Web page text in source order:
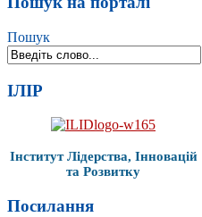
Пошук
ІЛІР
Інститут Лідерства, Інновацій
та Розвитку
Посилання